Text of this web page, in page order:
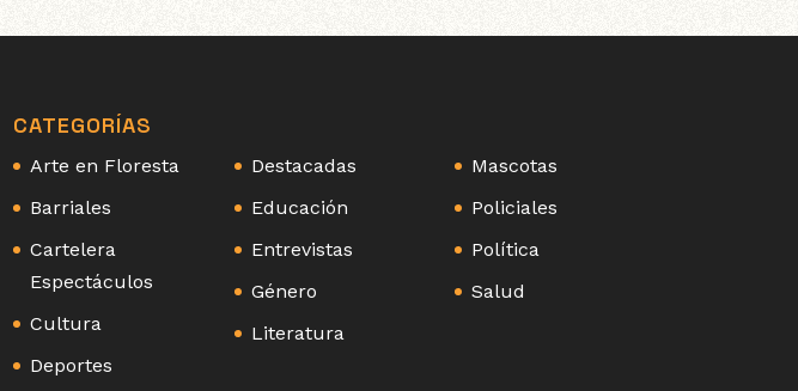
CATEGORÍAS
Arte en Floresta
Barriales
Cartelera
Espectáculos
Cultura
Deportes
Destacadas
Educación
Entrevistas
Género
Literatura
Mascotas
Policiales
Política
Salud